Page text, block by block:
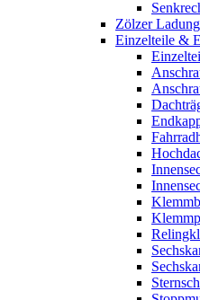
Zölzer
Einzelteile &